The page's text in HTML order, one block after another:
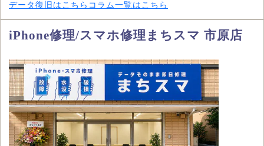
データ復旧はこちら コラム一覧はこちら
iPhone修理/スマホ修理まちスマ 市原店